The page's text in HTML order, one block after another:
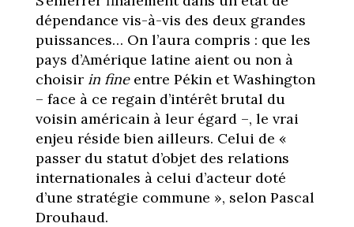
dépendance vis-à-vis des deux grandes
puissances… On l’aura compris : que les
pays d’Amérique latine aient ou non à
choisir in fineentre Pékin et Washington
– face à ce regain d’intérêt brutal du
voisin américain à leur égard –, le vrai
enjeu réside bien ailleurs. Celui de «
passer du statut d’objet des relations
internationales à celui d’acteur doté
d’une stratégie commune », selon Pascal
Drouhaud.